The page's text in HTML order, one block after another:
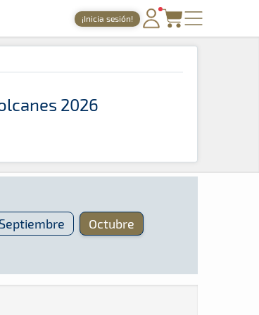
¡Inicia sesión!
PORTADA
TIEMPOS ONLINE
GALERÍAS
ARCHIVO
2026
Septiembre
Octubre